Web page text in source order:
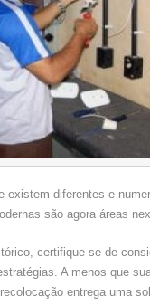
diferentes e
são agora áreas
certifique-se de
A menos que
entrega uma